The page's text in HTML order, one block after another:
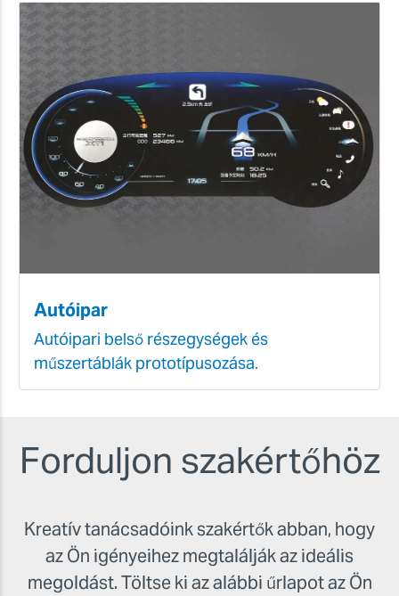
Autóipar
Autóipari belső részegységek és
műszertáblák prototípusozása.
Forduljon szakértőhöz
Kreatív tanácsadóink szakértők abban, hogy
az Ön igényeihez megtalálják az ideális
megoldást. Töltse ki az alábbi űrlapot az Ön